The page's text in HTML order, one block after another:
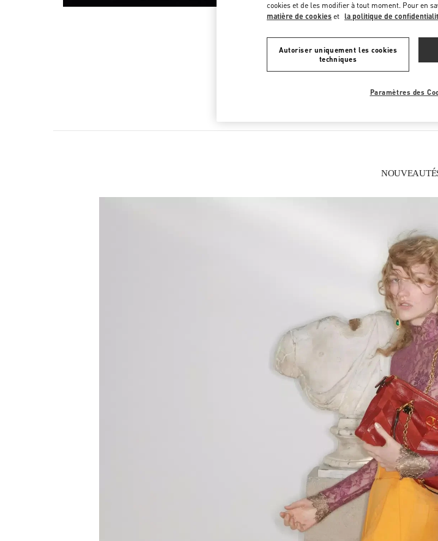
CE QUE VOUS TROUVEREZ
cookies et de les modifier à tout moment. Pour en
matière de cookies et la politique de
Autoriser uniquement les cookies
techniques
Paramètres des